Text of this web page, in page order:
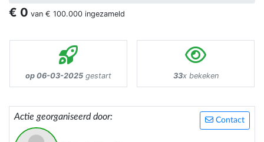
€ 0 van € 100.000 ingezameld
op 06-03-2025 gestart 33x bekeken
Contact
Actie georganiseerd door: